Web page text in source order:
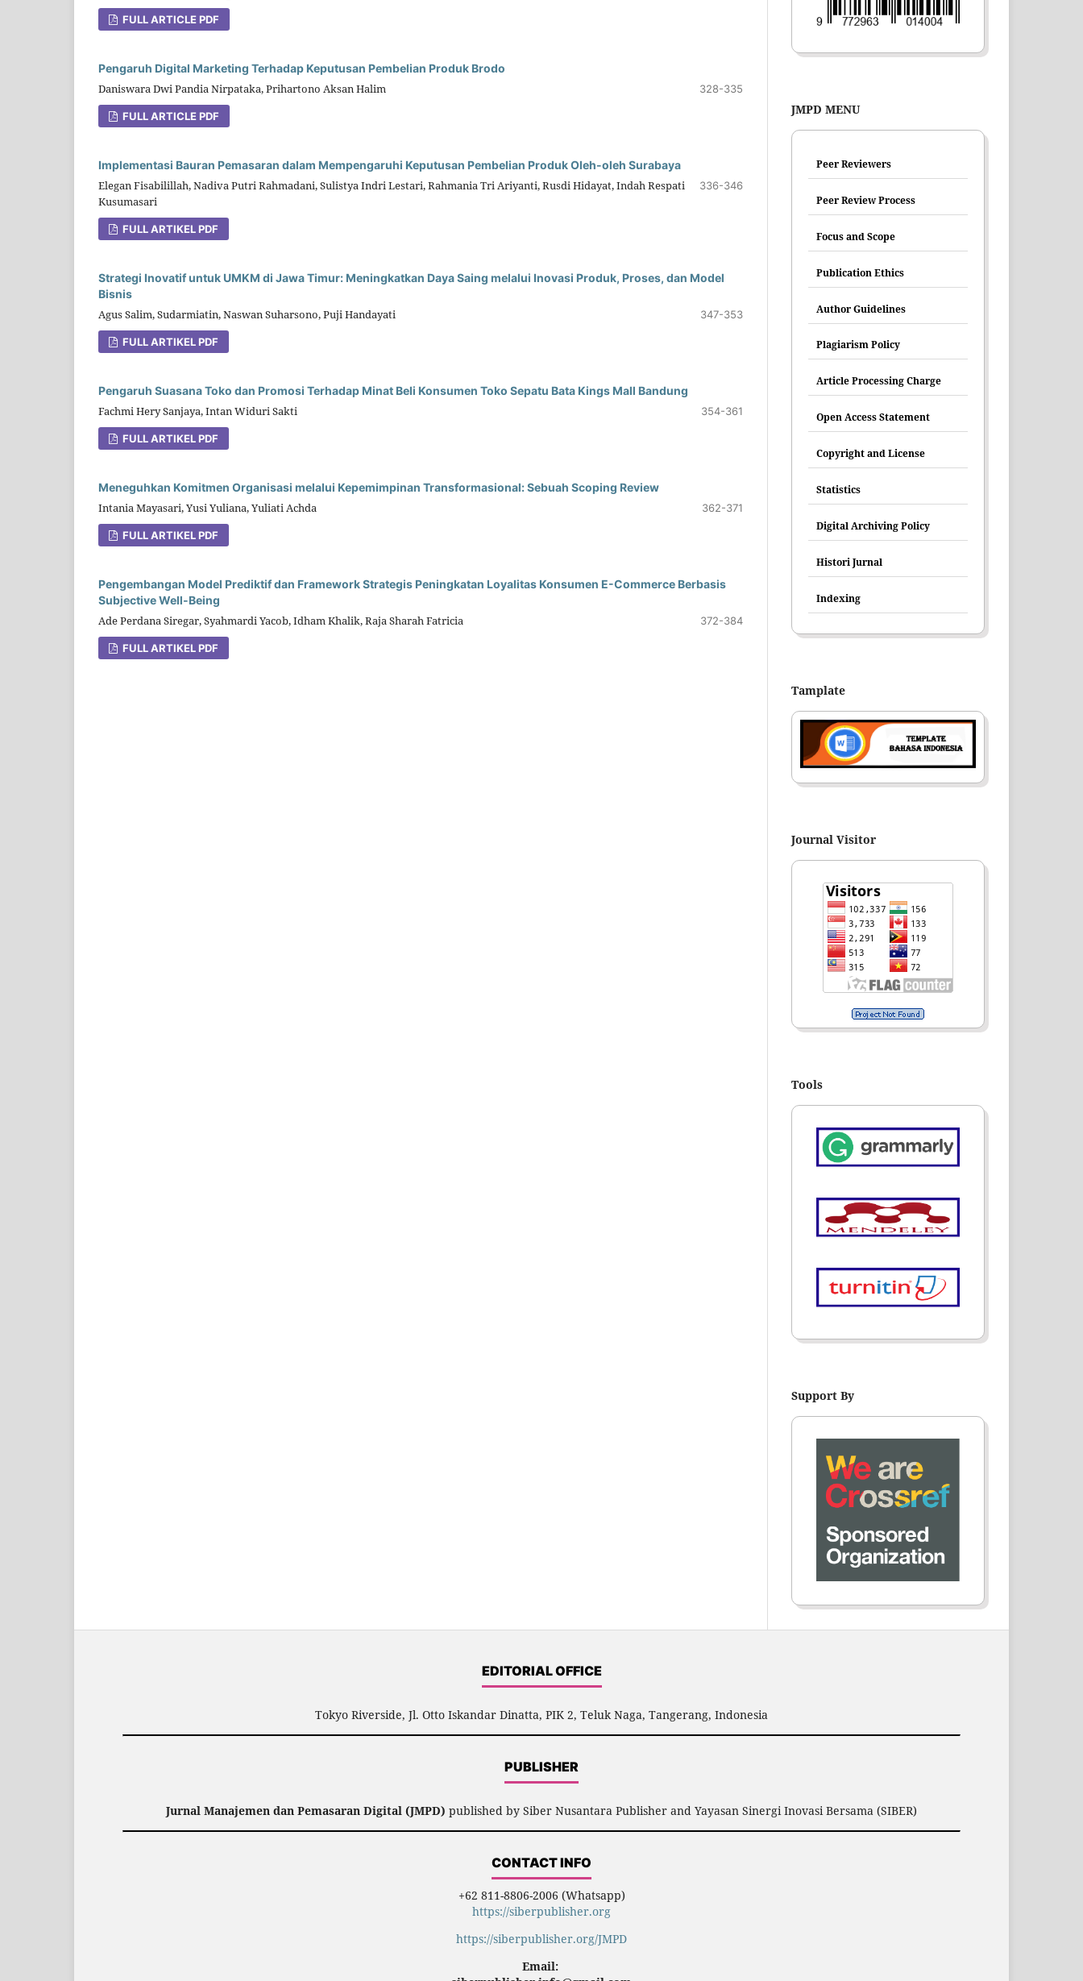
FULL ARTICLE PDF
Pengaruh Digital Marketing Terhadap Keputusan Pembelian Produk Brodo
Daniswara Dwi Pandia Nirpataka, Prihartono Aksan Halim 328-335
FULL ARTICLE PDF
Implementasi Bauran Pemasaran dalam Mempengaruhi Keputusan Pembelian Produk Oleh-oleh Surabaya
Elegan Fisabilillah, Nadiva Putri Rahmadani, Sulistya Indri Lestari, Rahmania Tri Ariyanti, Rusdi Hidayat, Indah Respati
Kusumasari
336-346
FULL ARTIKEL PDF
Strategi Inovatif untuk UMKM di Jawa Timur: Meningkatkan Daya Saing melalui Inovasi Produk, Proses, dan Model
Bisnis
Agus Salim, Sudarmiatin, Naswan Suharsono, Puji Handayati 347-353
FULL ARTIKEL PDF
Pengaruh Suasana Toko dan Promosi Terhadap Minat Beli Konsumen Toko Sepatu Bata Kings Mall Bandung
Fachmi Hery Sanjaya, Intan Widuri Sakti 354-361
FULL ARTIKEL PDF
Meneguhkan Komitmen Organisasi melalui Kepemimpinan Transformasional: Sebuah Scoping Review
Intania Mayasari, Yusi Yuliana, Yuliati Achda 362-371
FULL ARTIKEL PDF
Pengembangan Model Prediktif dan Framework Strategis Peningkatan Loyalitas Konsumen E-Commerce Berbasis
Subjective Well-Being
Ade Perdana Siregar, Syahmardi Yacob, Idham Khalik, Raja Sharah Fatricia 372-384
FULL ARTIKEL PDF
JMPD MENU
Peer Reviewers
Peer Review Process
Focus and Scope
Publication Ethics
Author Guidelines
Plagiarism Policy
Article Processing Charge
Open Access Statement
Copyright and License
Statistics
Digital Archiving Policy
Histori Jurnal
Indexing
Tamplate
Journal Visitor
Tools
Support By
EDITORIAL OFFICE
Tokyo Riverside, Jl. Otto Iskandar Dinatta, PIK 2, Teluk Naga, Tangerang, Indonesia
PUBLISHER
Jurnal Manajemen dan Pemasaran Digital (JMPD) published by Siber Nusantara Publisher and Yayasan Sinergi Inovasi Bersama (SIBER)
CONTACT INFO
+62 811-8806-2006 (Whatsapp)
https://siberpublisher.org
https://siberpublisher.org/JMPD
Email: